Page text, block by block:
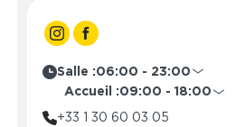
Salle :06:00 - 23:00
Lundi
06:00 - 23:00
Mardi
06:00 - 23:00
Accueil :09:00 - 18:00
Lundi
+33 1 30 60 03 05